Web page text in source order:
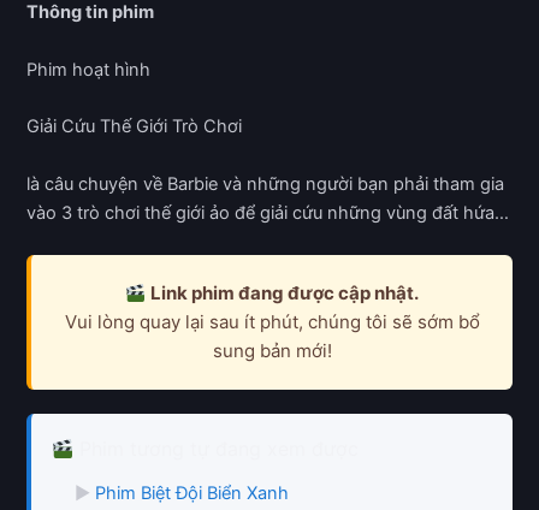
Thông tin phim
Phim hoạt hình
Giải Cứu Thế Giới Trò Chơi
là câu chuyện về Barbie và những người bạn phải tham gia
vào 3 trò chơi thế giới ảo để giải cứu những vùng đất hứa…
Link phim đang được cập nhật.
Vui lòng quay lại sau ít phút, chúng tôi sẽ sớm bổ
sung bản mới!
▶ Phim Biệt Đội Biển Xanh